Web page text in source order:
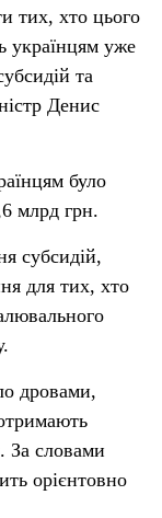
тих, хто цього
українцям уже
та
Денис
було
млрд грн.
субсидій,
для тих, хто
дровами,
За словами
орієнтовно